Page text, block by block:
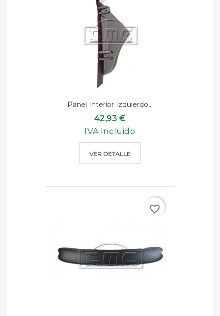
Panel Interior Izquierdo...
42,93 €
IVA Incluido
VER DETALLE
favorite_border